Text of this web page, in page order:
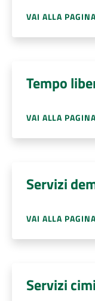
VAI ALLA PAGINA
Tempo
VAI ALLA PAGINA
Servizi
VAI ALLA PAGINA
Servizi